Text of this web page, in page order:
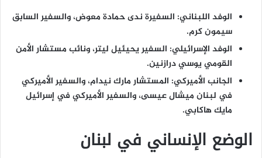
الوفد اللبناني: السفيرة ندى حمادة معوض، والسفير السابق
سيمون كرم.
الوفد الإسرائيلي: السفير يحيئيل ليتر، ونائب مستشار الأمن
القومي يوسي درازنين.
الجانب الأميركي: المستشار مارك نيدام، والسفير الأميركي
في لبنان ميشال عيسى، والسفير الأميركي في إسرائيل
مايك هاكابي.
الوضع الإنساني في لبنان